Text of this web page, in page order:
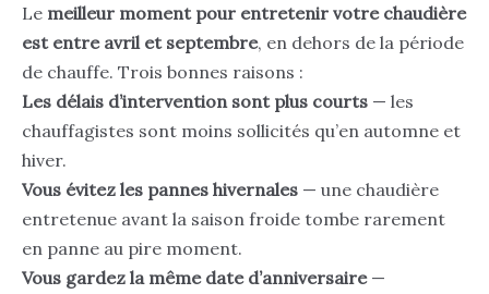
Le meilleur moment pour entretenir votre chaudière
est entre avril et septembre, en dehors de la période
de chauffe. Trois bonnes raisons :
Les délais d’intervention sont plus courts — les
chauffagistes sont moins sollicités qu’en automne et
hiver.
Vous évitez les pannes hivernales — une chaudière
entretenue avant la saison froide tombe rarement
en panne au pire moment.
Vous gardez la même date d’anniversaire—